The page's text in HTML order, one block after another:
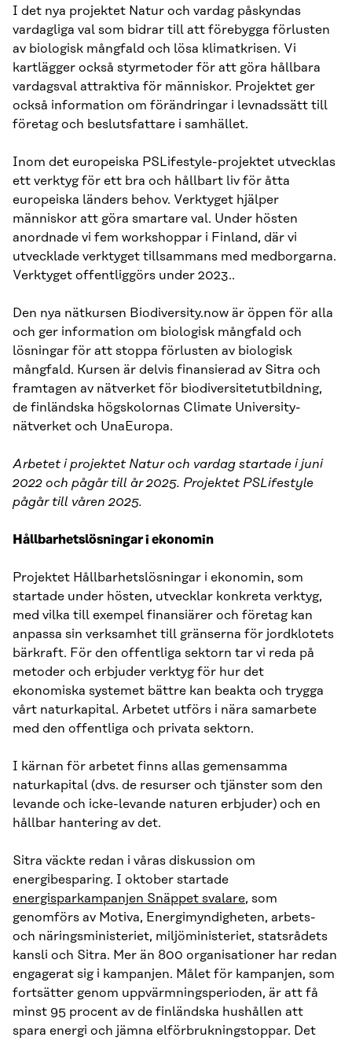
I det nya projektet Natur och vardag påskyndas
vardagliga val som bidrar till att förebygga förlusten
av biologisk mångfald och lösa klimatkrisen. Vi
kartlägger också styrmetoder för att göra hållbara
vardagsval attraktiva för människor. Projektet ger
också information om förändringar i levnadssätt till
företag och beslutsfattare i samhället.
Inom det europeiska PSLifestyle-projektet utvecklas
ett verktyg för ett bra och hållbart liv för åtta
europeiska länders behov. Verktyget hjälper
människor att göra smartare val. Under hösten
anordnade vi fem workshoppar i Finland, där vi
utvecklade verktyget tillsammans med medborgarna.
Verktyget offentliggörs under 2023..
Den nya nätkursen Biodiversity.now är öppen för alla
och ger information om biologisk mångfald och
lösningar för att stoppa förlusten av biologisk
mångfald. Kursen är delvis finansierad av Sitra och
framtagen av nätverket för biodiversitetutbildning,
de finländska högskolornas Climate University-
nätverket och UnaEuropa.
Arbetet i projektet Natur och vardag startade i juni
2022 och pågår till år 2025. Projektet PSLifestyle
pågår till våren 2025.
Hållbarhetslösningar i ekonomin
Projektet Hållbarhetslösningar i ekonomin, som
startade under hösten, utvecklar konkreta verktyg,
med vilka till exempel finansiärer och företag kan
anpassa sin verksamhet till gränserna för jordklotets
bärkraft. För den offentliga sektorn tar vi reda på
metoder och erbjuder verktyg för hur det
ekonomiska systemet bättre kan beakta och trygga
vårt naturkapital. Arbetet utförs i nära samarbete
med den offentliga och privata sektorn.
I kärnan för arbetet finns allas gemensamma
naturkapital (dvs. de resurser och tjänster som den
levande och icke-levande naturen erbjuder) och en
hållbar hantering av det.
Sitra väckte redan i våras diskussion om
energibesparing. I oktober startade
energisparkampanjen Snäppet svalare, som
genomförs av Motiva, Energimyndigheten, arbets-
och näringsministeriet, miljöministeriet, statsrådets
kansli och Sitra. Mer än 800 organisationer har redan
engagerat sig i kampanjen. Målet för kampanjen, som
fortsätter genom uppvärmningsperioden, är att få
minst 95 procent av de finländska hushållen att
spara energi och jämna elförbrukningstoppar. Det